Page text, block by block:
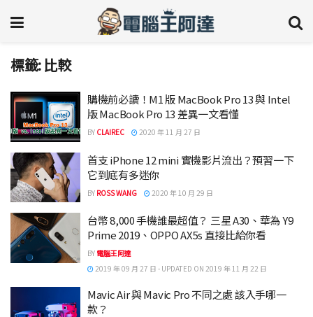
標籤:比較
購機前必讀！M1 版 MacBook Pro 13 與 Intel
版 MacBook Pro 13 差異一文看懂
BY CLAIREC 2020 年 11 月 27 日
首支 iPhone 12 mini 實機影片流出？預習一下
它到底有多迷你
BY ROSS WANG 2020 年 10 月 29 日
台幣 8,000 手機誰最超值？ 三星 A30、華為 Y9
Prime 2019、OPPO AX5s 直接比給你看
BY 電腦王阿達
2019 年 09 月 27 日 - UPDATED ON 2019 年 11 月 22 日
Mavic Air 與 Mavic Pro 不同之處 該入手哪一
款？